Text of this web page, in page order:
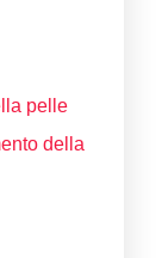
pelle
della